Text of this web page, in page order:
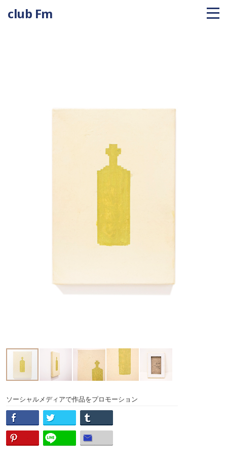
club Fm
ソーシャルメディアで作品をプロモーション